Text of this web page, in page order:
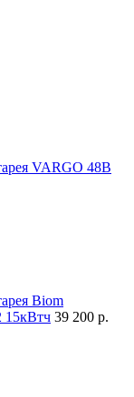
VARGO 48В
Biom
15кВтч 39 200 р.